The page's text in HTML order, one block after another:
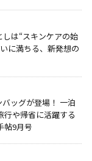
しは“スキンケアの始
に満ちる、新発想の
バッグが登場！ 一泊
や帰省に活躍する
9月号